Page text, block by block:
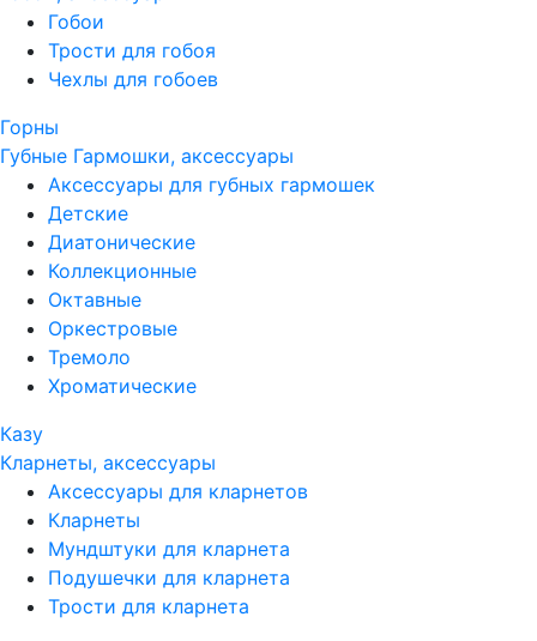
Гобои
Трости для гобоя
Чехлы для гобоев
Горны
Губные Гармошки, аксессуары
Аксессуары для губных гармошек
Детские
Диатонические
Коллекционные
Октавные
Оркестровые
Тремоло
Хроматические
Казу
Кларнеты, аксессуары
Аксессуары для кларнетов
Кларнеты
Мундштуки для кларнета
Подушечки для кларнета
Трости для кларнета